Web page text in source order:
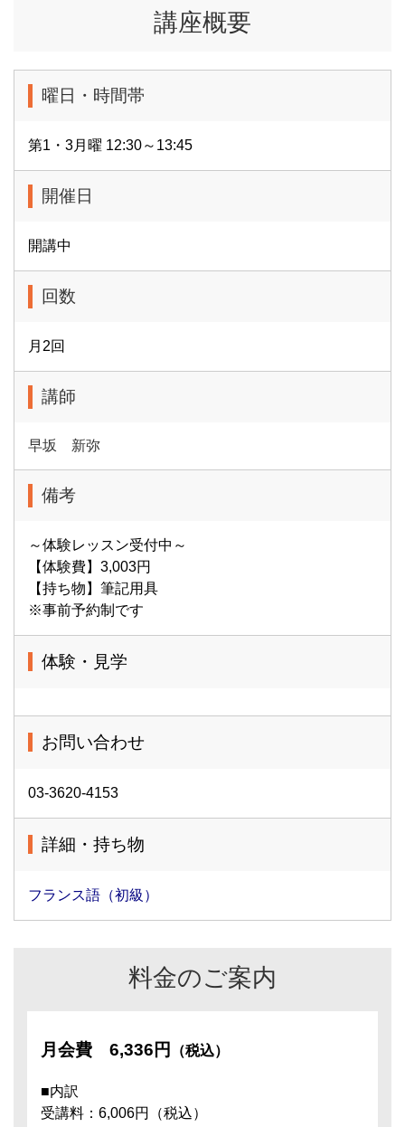
講座概要
曜日・時間帯
第1・3月曜 12:30～13:45
開催日
開講中
回数
月2回
講師
早坂 新弥
備考
～体験レッスン受付中～
【体験費】3,003円
【持ち物】筆記用具
※事前予約制です
体験・見学
お問い合わせ
03-3620-4153
詳細・持ち物
フランス語（初級）
料金のご案内
月会費 6,336円 （税込）
■内訳
受講料：6,006円（税込）